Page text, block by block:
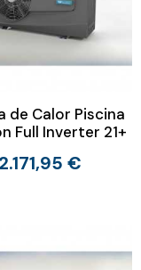
de Calor Piscina
Full Inverter 21+
2.171,95 €